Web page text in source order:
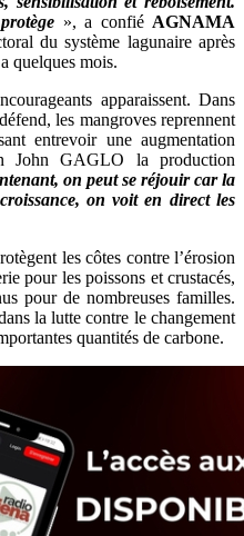
», a confié AGNAMA
du système lagunaire après
quelques mois.
apparaissent. Dans
les mangroves reprennent
entrevoir une augmentation
John GAGLO la production
on peut se réjouir car la
on voit en direct les
les côtes contre l’érosion
pour les poissons et crustacés,
pour de nombreuses familles.
la lutte contre le changement
quantités de carbone.